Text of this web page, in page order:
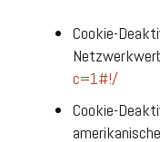
Cookie-
c=1#!/
Cookie-